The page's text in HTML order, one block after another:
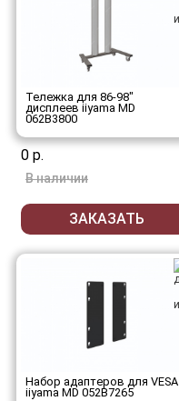
Тележка для 86-98"
дисплеев iiyama MD
062B3800
0 р.
В наличии
ЗАКАЗАТЬ
Набор адаптеров для VESA
iiyama MD 052B7265